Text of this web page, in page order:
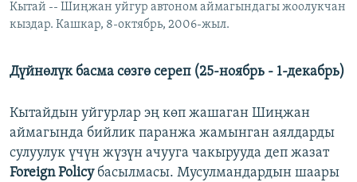
Кытай -- Шиңжан уйгур автоном аймагындагы жоолукчан
кыздар. Кашкар, 8-октябрь, 2006-жыл.
Дүйнөлүк басма сөзгө сереп (25-ноябрь - 1-декабрь)
Кытайдын уйгурлар эң көп жашаган Шиңжан
аймагында бийлик паранжа жамынган аялдарды
сулуулук үчүн жүзүн ачууга чакырууда деп жазат
Foreign Policy басылмасы. Мусулмандардын шаары